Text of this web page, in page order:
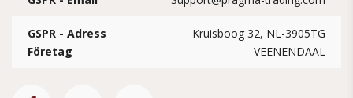
GSPR - Adress
Företag
Kruisboog 32, NL-3905TG
VEENENDAAL